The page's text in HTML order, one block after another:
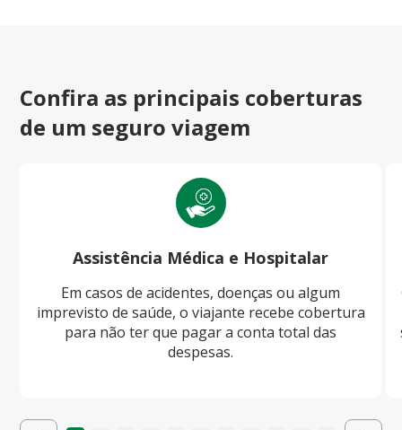
Confira as principais coberturas
de um seguro viagem
Assistência Médica e Hospitalar
Em casos de acidentes, doenças ou algum
imprevisto de saúde, o viajante recebe cobertura
para não ter que pagar a conta total das
despesas.